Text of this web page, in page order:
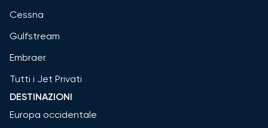
Cessna
Gulfstream
Embraer
Tutti i Jet Privati
DESTINAZIONI
Europa occidentale